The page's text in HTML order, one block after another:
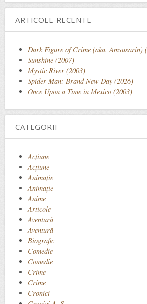
ARTICOLE RECENTE
Dark Figure of Crime (aka. Amsusarin)
Sunshine (2007)
Mystic River (2003)
Spider-Man: Brand New Day (2026)
Once Upon a Time in Mexico (2003)
CATEGORII
Acţiune
Acțiune
Animaţie
Animație
Anime
Articole
Aventură
Aventură
Biografic
Comedie
Comedie
Crime
Crime
Cronici